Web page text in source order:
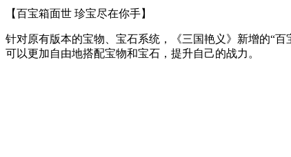
【百宝箱面世 珍宝尽在你手】
针对原有版本的宝物、宝石系统，《三国艳义》新增的“
可以更加自由地搭配宝物和宝石，提升自己的战力。